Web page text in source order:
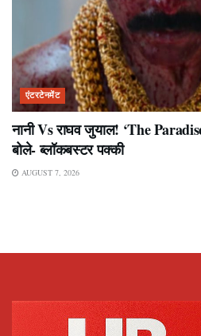
एंटरटेनमेंट
नानी Vs राघव जुयाल! ‘The
बोले- ब्लॉकबस्टर पक्की
AUGUST 7, 2026